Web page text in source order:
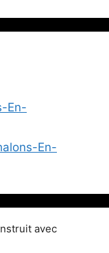
En-
En-
avec